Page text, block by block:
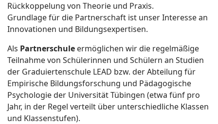
Rückkoppelung von Theorie und Praxis.
Grundlage für die Partnerschaft ist unser Interesse an
Innovationen und Bildungsexpertisen.
Als Partnerschule ermöglichen wir die regelmäßige
Teilnahme von Schülerinnen und Schülern an Studien
der Graduiertenschule LEAD bzw. der Abteilung für
Empirische Bildungsforschung und Pädagogische
Psychologie der Universität Tübingen (etwa fünf pro
Jahr, in der Regel verteilt über unterschiedliche Klassen
und Klassenstufen).